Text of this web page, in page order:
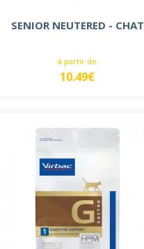
SENIOR NEUTERED - CHAT
à partir de
10.49€